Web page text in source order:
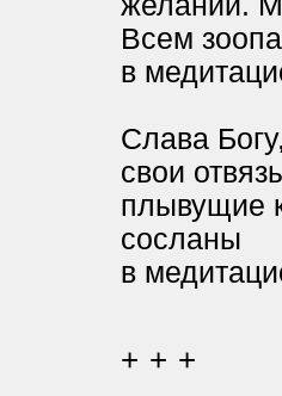
Всем
в
Слава
свои
плывущие
сосланы
в
+ + +